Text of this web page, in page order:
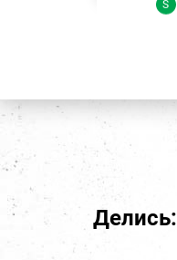
S
Делись: